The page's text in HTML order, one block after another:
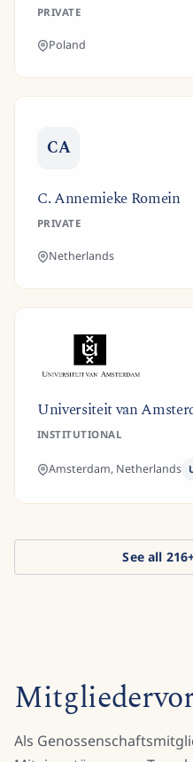
PRIVATE
Poland
CA
C. Annemieke Romein
PRIVATE
Netherlands
Universiteit van
INSTITUTIONAL
Amsterdam, Netherlands
See all 216
Als